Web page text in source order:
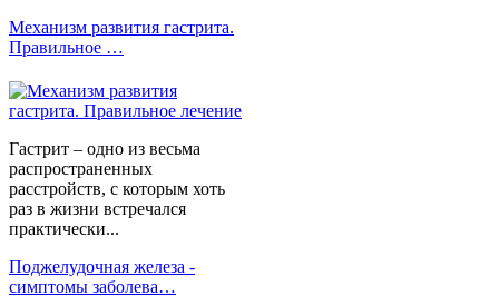
Механизм развития гастрита.
Правильное …
Гастрит – одно из весьма
распространенных
расстройств, с которым хоть
раз в жизни встречался
практически...
Поджелудочная железа -
симптомы заболева…